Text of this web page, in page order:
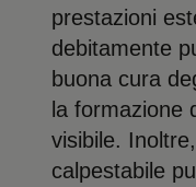
prestazioni
debitamente
buona cura
la formazione
visibile.
calpestabile